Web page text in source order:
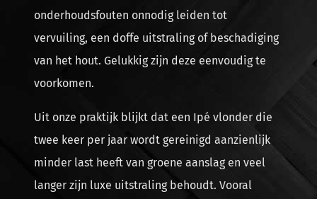
onderhoudsfouten onnodig leiden tot
vervuiling, een doffe uitstraling of beschadiging
van het hout. Gelukkig zijn deze eenvoudig te
voorkomen.
Uit onze praktijk blijkt dat een Ipé vlonder die
twee keer per jaar wordt gereinigd aanzienlijk
minder last heeft van groene aanslag en veel
langer zijn luxe uitstraling behoudt. Vooral